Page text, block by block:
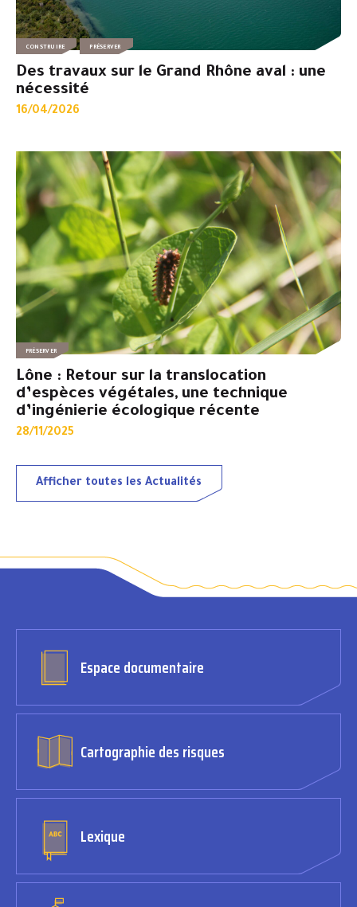
CONSTRUIRE PRÉSERVER
Des travaux sur le Grand Rhône aval : une
nécessité
16/04/2026
PRÉSERVER
Lône : Retour sur la translocation
d’espèces végétales, une technique
d’ingénierie écologique récente
28/11/2025
Afficher toutes les Actualités
Espace documentaire
Cartographie des risques
Lexique